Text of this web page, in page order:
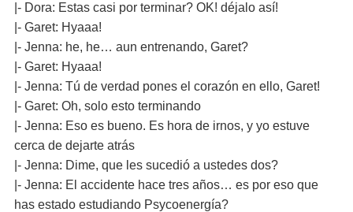
|- Dora: Estas casi por terminar? OK! déjalo así!
|- Garet: Hyaaa!
|- Jenna: he, he… aun entrenando, Garet?
|- Garet: Hyaaa!
|- Jenna: Tú de verdad pones el corazón en ello, Garet!
|- Garet: Oh, solo esto terminando
|- Jenna: Eso es bueno. Es hora de irnos, y yo estuve
cerca de dejarte atrás
|- Jenna: Dime, que les sucedió a ustedes dos?
|- Jenna: El accidente hace tres años… es por eso que
has estado estudiando Psycoenergía?